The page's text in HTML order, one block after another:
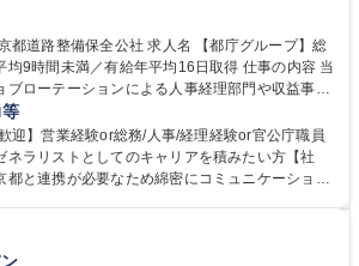
手当あり 食事補助あり
公社 求人名 【都庁グループ】総
未満／有給年平均16日取得 仕事の内容 当
ブローテーションによる人事経理部門や収益事業
幅広い部署での業務をお任せいたします。研修
おります！ ※下記業務詳細 【業務詳細】■
経理など当公社の運営に係る管理業務 ■収益部
管理運営、新宿駅西口広場の「イベントコーナ
の見学ツアー事業 ※入社後は上記いずれかの部門
社の定める業務 募集職種 【都庁グル
迎】営業経験or総務/人事/経理経験or官公庁職員
ネラリストとしてのキャリアを積みたい方【社
都と連携が必要なため綿密にコミュニケーション
経験できます。 ■様々なプロジェクト：駐車場